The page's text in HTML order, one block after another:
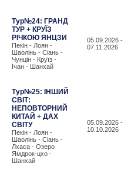
Тур№24: ГРАНД
ТУР + КРУЇЗ
РІЧКОЮ ЯНЦЗИ
Пекін - Лоян -
Шаолінь - Сіань -
Чунцін - Круїз -
Ічан - Шанхай
05.09.2026 -
07.11.2026
Тур№25: ІНШИЙ
СВІТ:
НЕПОВТОРНИЙ
КИТАЙ + ДАХ
СВІТУ
Пекін - Лоян -
Шаолінь - Сіань -
Лхаса - Озеро
Ямдрок-цхо -
Шанхай
05.09.2026 -
10.10.2026